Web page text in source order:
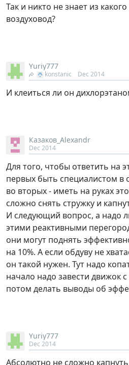
Так и никто не знает из
воздуховод?
Yuriy777
konstanic Dec 2014
И клеиться ли он
Казаков_Alexandr
Dec 2014
Для того, чтобы ответить на
первых быть специалистом в
во вторых - иметь на руках
сложно снять стружку и
И следующий вопрос, а надо
этими реактивными
они могут поднять
на 10%. А если обдуву не
он такой нужен. Тут надо
начало надо завести движок
потом делать выводы об
Yuriy777
Dec 2014
Aбсолютно не сложно